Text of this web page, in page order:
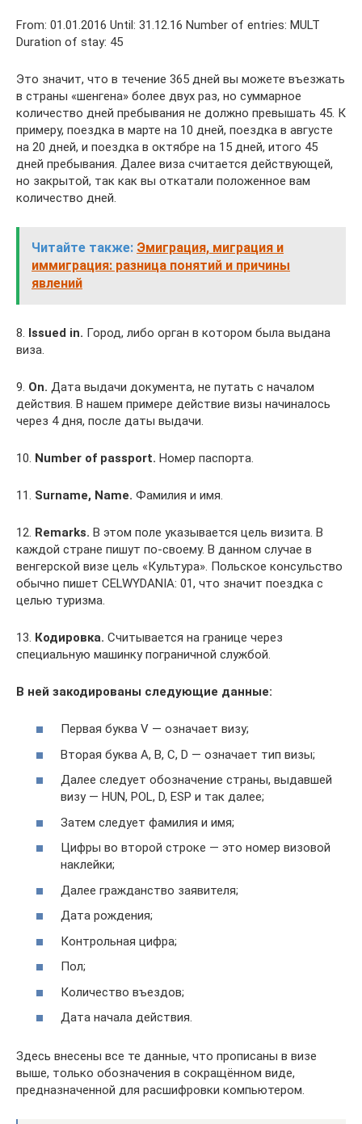
From: 01.01.2016 Until: 31.12.16 Number of entries: MULT
Duration of stay: 45
Это значит, что в течение 365 дней вы можете въезжать
в страны «шенгена» более двух раз, но суммарное
количество дней пребывания не должно превышать 45. К
примеру, поездка в марте на 10 дней, поездка в августе
на 20 дней, и поездка в октябре на 15 дней, итого 45
дней пребывания. Далее виза считается действующей,
но закрытой, так как вы откатали положенное вам
количество дней.
Читайте также: Эмиграция, миграция и
иммиграция: разница понятий и причины
явлений
8. Issued in. Город, либо орган в котором была выдана
виза.
9. On. Дата выдачи документа, не путать с началом
действия. В нашем примере действие визы начиналось
через 4 дня, после даты выдачи.
10. Number of passport. Номер паспорта.
11. Surname, Name. Фамилия и имя.
12. Remarks. В этом поле указывается цель визита. В
каждой стране пишут по-своему. В данном случае в
венгерской визе цель «Культура». Польское консульство
обычно пишет CELWYDANIA: 01, что значит поездка с
целью туризма.
13. Кодировка. Считывается на границе через
специальную машинку пограничной службой.
В ней закодированы следующие данные:
Первая буква V — означает визу;
Вторая буква A, B, C, D — означает тип визы;
Далее следует обозначение страны, выдавшей
визу — HUN, POL, D, ESP и так далее;
Затем следует фамилия и имя;
Цифры во второй строке — это номер визовой
наклейки;
Далее гражданство заявителя;
Дата рождения;
Контрольная цифра;
Пол;
Количество въездов;
Дата начала действия.
Здесь внесены все те данные, что прописаны в визе
выше, только обозначения в сокращённом виде,
предназначенной для расшифровки компьютером.